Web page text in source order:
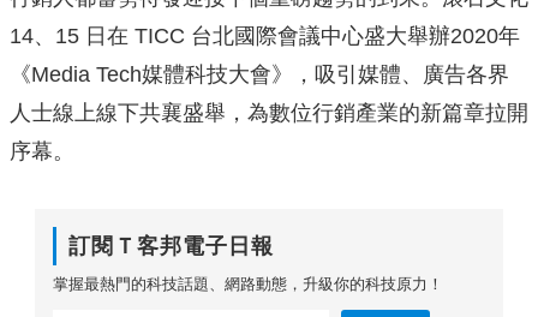
14、15 日在 TICC 台北國際會議中心盛大舉辦2020年
《Media Tech媒體科技大會》，吸引媒體、廣告各界
人士線上線下共襄盛舉，為數位行銷產業的新篇章拉開
序幕。
訂閱Ｔ客邦電子日報
掌握最熱門的科技話題、網路動態，升級你的科技原力！